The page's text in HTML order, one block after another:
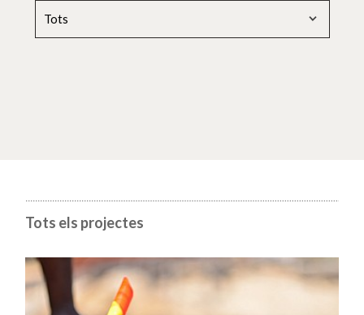
Tots
Tots els projectes